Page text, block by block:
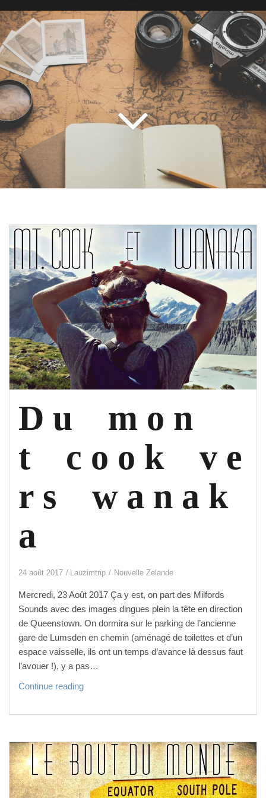
D u m o n
t c o o k v e
r s w a n a k
a
24 août 2017 Lauzimtrip Nouvelle Zelande
Mercredi, 23 Août 2017 Ça y est, on part des Milfords
Sounds avec des images dingues plein la tête en direction
de Queenstown. On dormira sur le parking de l’ancienne
gare de Lumsden en chemin (aménagé de toilettes et d’un
espace vaisselle, ils ont un temps d’avance là dessus faut
l’avouer !), y a pas…
Continue readingD
o
t c
o
k v